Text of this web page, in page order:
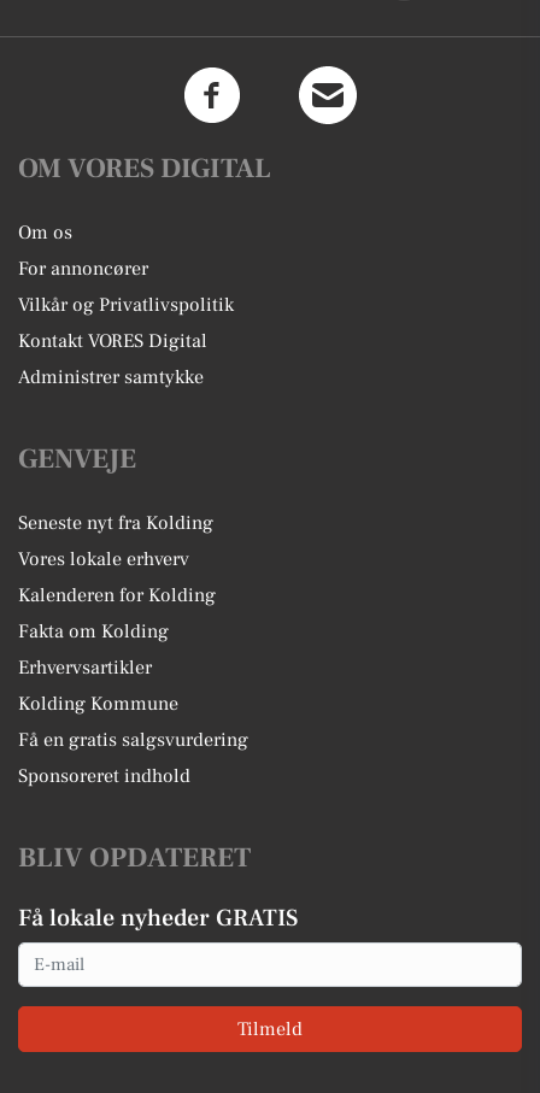
OM VORES DIGITAL
Om os
For annoncører
Vilkår og Privatlivspolitik
Kontakt VORES Digital
Administrer samtykke
GENVEJE
Seneste nyt fra Kolding
Vores lokale erhverv
Kalenderen for Kolding
Fakta om Kolding
Erhvervsartikler
Kolding Kommune
Få en gratis salgsvurdering
Sponsoreret indhold
BLIV OPDATERET
Få lokale nyheder GRATIS
Email
Tilmeld